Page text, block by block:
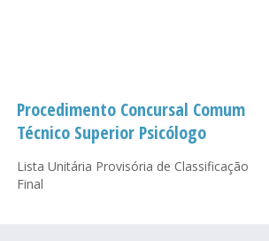
Procedimento Concursal Comum
Técnico Superior Psicólogo
Lista Unitária Provisória de Classificação
Final